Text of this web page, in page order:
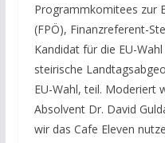
Programmkomitees zur
(FPÖ), Finanzreferent-
Kandidat für die EU-Wahl
steirische
EU-Wahl, teil. Moderiert
Absolvent Dr. David
wir das Cafe Eleven